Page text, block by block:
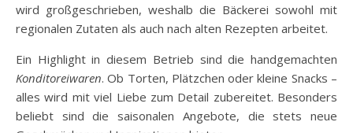
wird großgeschrieben, weshalb die Bäckerei sowohl mit
regionalen Zutaten als auch nach alten Rezepten arbeitet.
Ein Highlight in diesem Betrieb sind die handgemachten
Konditoreiwaren. Ob Torten, Plätzchen oder kleine Snacks –
alles wird mit viel Liebe zum Detail zubereitet. Besonders
beliebt sind die saisonalen Angebote, die stets neue